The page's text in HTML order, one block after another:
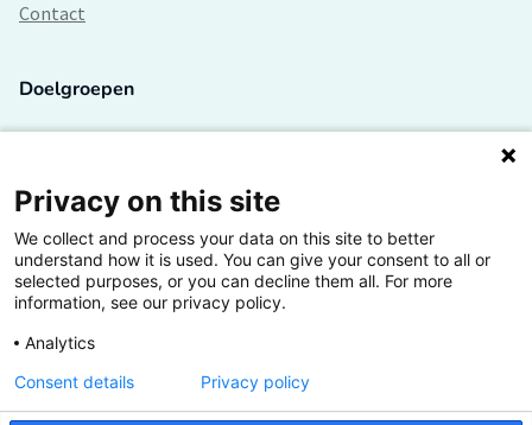
Contact
Doelgroepen
Lectoren en onderzoekers
Bedrijven
Hogescholen
De grootste kennisbank van het HBO
Privacy on this site
We collect and process your data on this site to better
understand how it is used. You can give your consent to all or
selected purposes, or you can decline them all. For more
information, see our privacy policy.
Analytics
Consent details
Privacy policy